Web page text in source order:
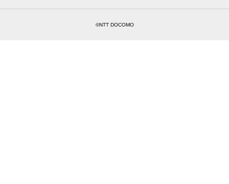
©NTT DOCOMO